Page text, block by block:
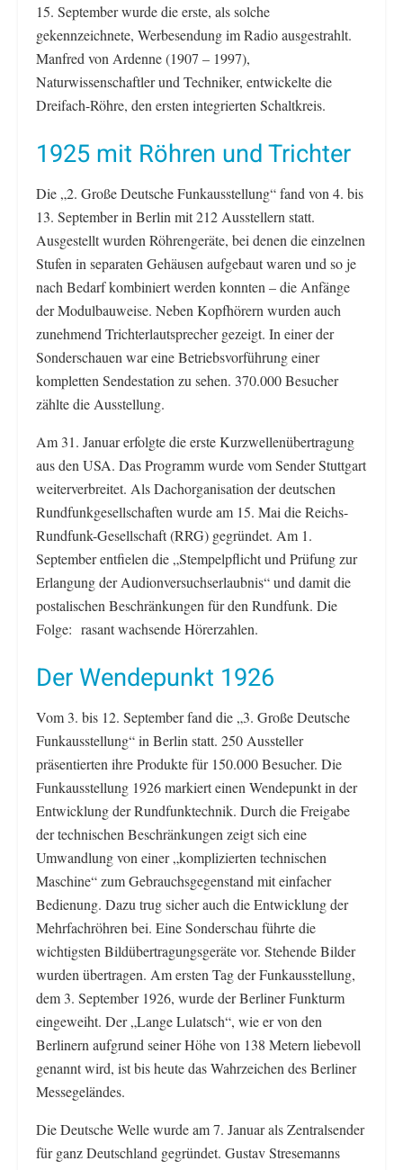
15. September wurde die erste, als solche
gekennzeichnete, Werbesendung im Radio ausgestrahlt.
Manfred von Ardenne (1907 – 1997),
Naturwissenschaftler und Techniker, entwickelte die
Dreifach-Röhre, den ersten integrierten Schaltkreis.
1925 mit Röhren und Trichter
Die „2. Große Deutsche Funkausstellung“ fand von 4. bis
13. September in Berlin mit 212 Ausstellern statt.
Ausgestellt wurden Röhrengeräte, bei denen die einzelnen
Stufen in separaten Gehäusen aufgebaut waren und so je
nach Bedarf kombiniert werden konnten – die Anfänge
der Modulbauweise. Neben Kopfhörern wurden auch
zunehmend Trichterlautsprecher gezeigt. In einer der
Sonderschauen war eine Betriebsvorführung einer
kompletten Sendestation zu sehen. 370.000 Besucher
zählte die Ausstellung.
Am 31. Januar erfolgte die erste Kurzwellenübertragung
aus den USA. Das Programm wurde vom Sender Stuttgart
weiterverbreitet. Als Dachorganisation der deutschen
Rundfunkgesellschaften wurde am 15. Mai die Reichs-
Rundfunk-Gesellschaft (RRG) gegründet. Am 1.
September entfielen die „Stempelpflicht und Prüfung zur
Erlangung der Audionversuchserlaubnis“ und damit die
postalischen Beschränkungen für den Rundfunk. Die
Folge: rasant wachsende Hörerzahlen.
Der Wendepunkt 1926
Vom 3. bis 12. September fand die „3. Große Deutsche
Funkausstellung“ in Berlin statt. 250 Aussteller
präsentierten ihre Produkte für 150.000 Besucher. Die
Funkausstellung 1926 markiert einen Wendepunkt in der
Entwicklung der Rundfunktechnik. Durch die Freigabe
der technischen Beschränkungen zeigt sich eine
Umwandlung von einer „komplizierten technischen
Maschine“ zum Gebrauchsgegenstand mit einfacher
Bedienung. Dazu trug sicher auch die Entwicklung der
Mehrfachröhren bei. Eine Sonderschau führte die
wichtigsten Bildübertragungsgeräte vor. Stehende Bilder
wurden übertragen. Am ersten Tag der Funkausstellung,
dem 3. September 1926, wurde der Berliner Funkturm
eingeweiht. Der „Lange Lulatsch“, wie er von den
Berlinern aufgrund seiner Höhe von 138 Metern liebevoll
genannt wird, ist bis heute das Wahrzeichen des Berliner
Messegeländes.
Die Deutsche Welle wurde am 7. Januar als Zentralsender
für ganz Deutschland gegründet. Gustav Stresemanns